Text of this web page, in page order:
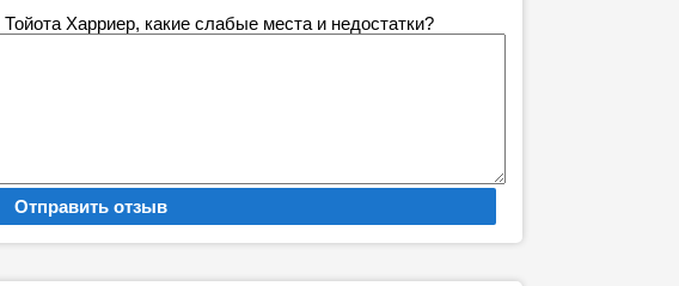
Харриер, какие слабые места и недостатки?